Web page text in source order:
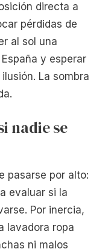
directa a
pérdidas de
al sol una
y esperar
La sombra
nadie se
pasarse por alto:
evaluar si la
Por inercia,
lavadora ropa
ni malos